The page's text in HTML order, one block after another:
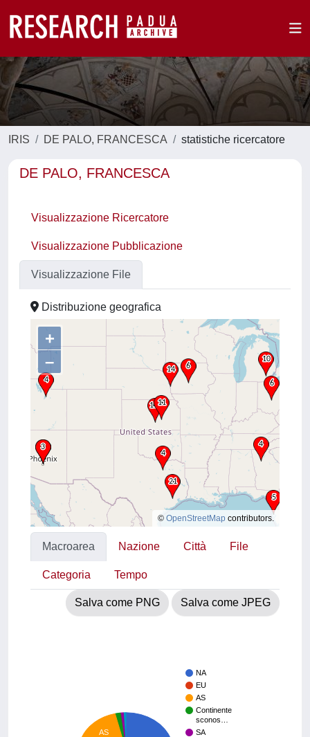
IRIS DE PALO, FRANCESCA statistiche ricercatore
DE PALO, FRANCESCA
Visualizzazione Ricercatore
Visualizzazione Pubblicazione
Visualizzazione File
Distribuzione geografica
+
–
© OpenStreetMap contributors.
Macroarea Nazione Città File
Categoria Tempo
Salva come PNG Salva come JPEG
NA
EU
AS
Continente
sconos…
SA
AS